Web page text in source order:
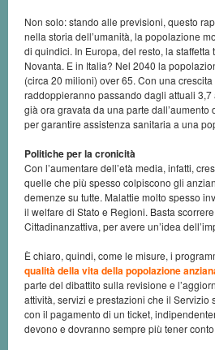
Non solo: stando alle previsioni, questo
nella storia dell’umanità, la popolazione
di quindici. In Europa, del resto, la
Novanta. E in Italia? Nel 2040 la
(circa 20 milioni) over 65. Con una
raddoppieranno passando dagli attuali
già ora gravata da una parte
per garantire assistenza sanitaria a una
Politiche per la cronicità
Con l’aumentare dell’età media, infatti,
quelle che più spesso colpiscono gli
demenze su tutte. Malattie molto spesso
il welfare di Stato e Regioni. Basta
Cittadinanzattiva, per avere un’idea
È chiaro, quindi, come le misure, i
qualità della vita della popolazione
parte del dibattito sulla revisione e
attività, servizi e prestazioni che il
con il pagamento di un ticket,
devono e dovranno sempre più tener